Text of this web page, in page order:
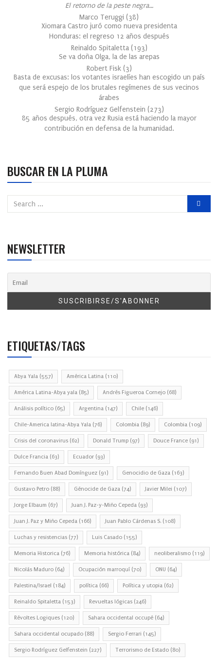
El retorno de la peste negra…
Marco Teruggi (38)
Xiomara Castro juró como nueva presidenta
Honduras: el regreso 12 años después
Reinaldo Spitaletta (193)
Se va doña Olga, la de las arepas
Robert Fisk (3)
Basta de excusas: los votantes israelíes han escogido un país
que será espejo de los brutales regímenes de sus vecinos
árabes
Sergio Rodríguez Gelfenstein (273)
85 años después, otra vez Rusia está haciendo la mayor
contribución en defensa de la humanidad.
BUSCAR EN LA PLUMA
NEWSLETTER
ETIQUETAS/TAGS
Abya Yala (557) América Latina (110)
América Latina-Abya yala (85) Andrés Figueroa Cornejo (68)
Análisis político (65) Argentina (147) Chile (146)
Chile-America latina-Abya Yala (76) Colombia (89) Colombia (109)
Crisis del coronavirus (62) Donald Trump (97) Douce France (91)
Dulce Francia (63) Ecuador (93)
Fernando Buen Abad Domínguez (91) Genocidio de Gaza (163)
Gustavo Petro (88) Génocide de Gaza (74) Javier Milei (107)
Jorge Elbaum (67) Juan J. Paz-y-Miño Cepeda (93)
Juan J. Paz y Miño Cepeda (166) Juan Pablo Cárdenas S. (108)
Luchas y resistencias (77) Luis Casado (155)
Memoria Historica (76) Memoria histórica (84) neoliberalismo (119)
Nicolás Maduro (64) Ocupación marroquí (70) ONU (64)
Palestina/Israel (184) política (66) Política y utopia (62)
Reinaldo Spitaletta (153) Revueltas lógicas (246)
Révoltes Logiques (120) Sahara occidental occupé (64)
Sahara occidental ocupado (88) Sergio Ferrari (145)
Sergio Rodríguez Gelfenstein (227) Terrorismo de Estado (80)